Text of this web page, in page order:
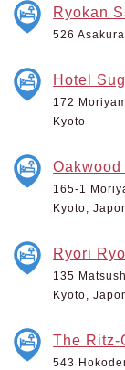
Ryokan
526
Hotel
172
Kyoto
165-1
Kyoto,
Ryori
135
Kyoto,
The Ritz-
543